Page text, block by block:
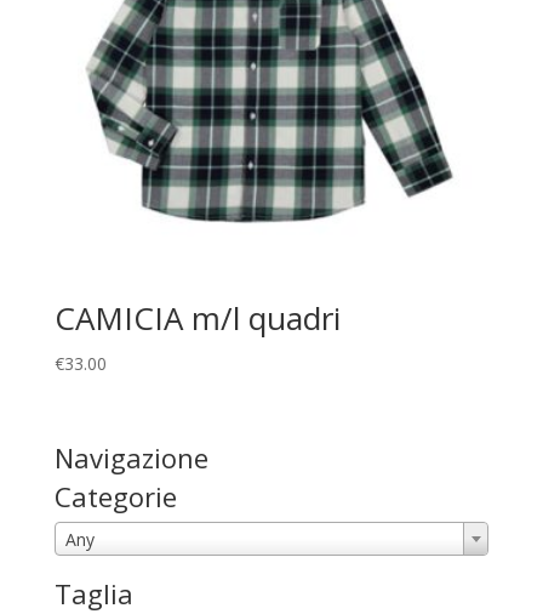
CAMICIA m/l quadri
€33.00
Navigazione
Categorie
Any
Taglia